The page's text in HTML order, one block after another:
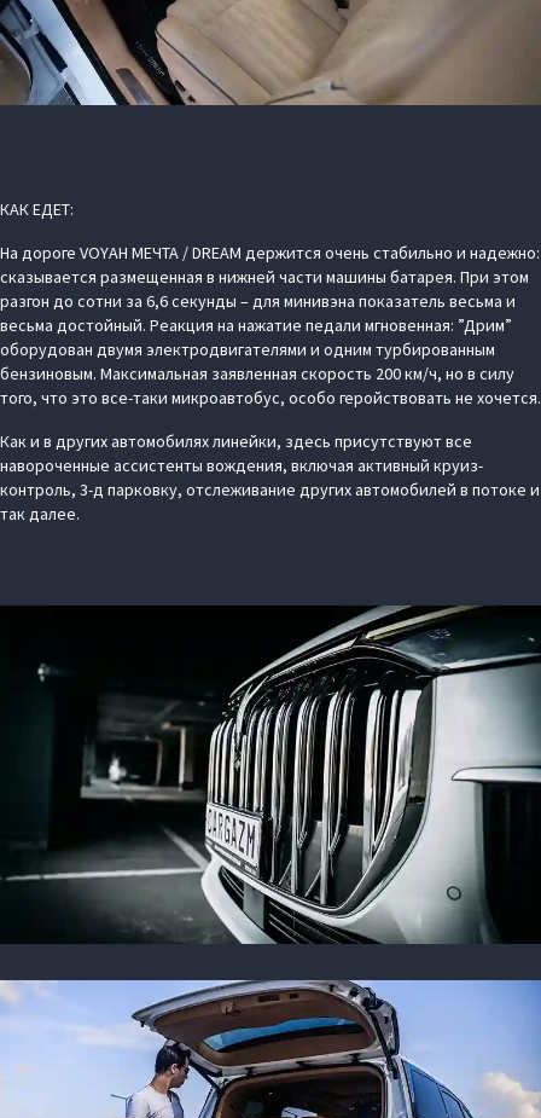
КАК ЕДЕТ:
На дороге VOYAH МЕЧТА / DREAM держится очень стабильно и надежно:
сказывается размещенная в нижней части машины батарея. При этом
разгон до сотни за 6,6 секунды – для минивэна показатель весьма и
весьма достойный. Реакция на нажатие педали мгновенная: ”Дрим”
оборудован двумя электродвигателями и одним турбированным
бензиновым. Максимальная заявленная скорость 200 км/ч, но в силу
того, что это все-таки микроавтобус, особо геройствовать не хочется.
Как и в других автомобилях линейки, здесь присутствуют все
навороченные ассистенты вождения, включая активный круиз-
контроль, 3-д парковку, отслеживание других автомобилей в потоке и
так далее.